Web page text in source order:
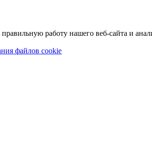
работу нашего веб-сайта и
файлов cookie